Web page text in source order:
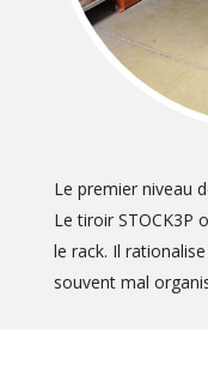
Le premier niveau
Le tiroir STOCK3P
le rack. Il
souvent mal